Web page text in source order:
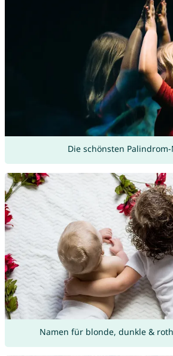
Die schönsten
Namen für blonde, dunkle &